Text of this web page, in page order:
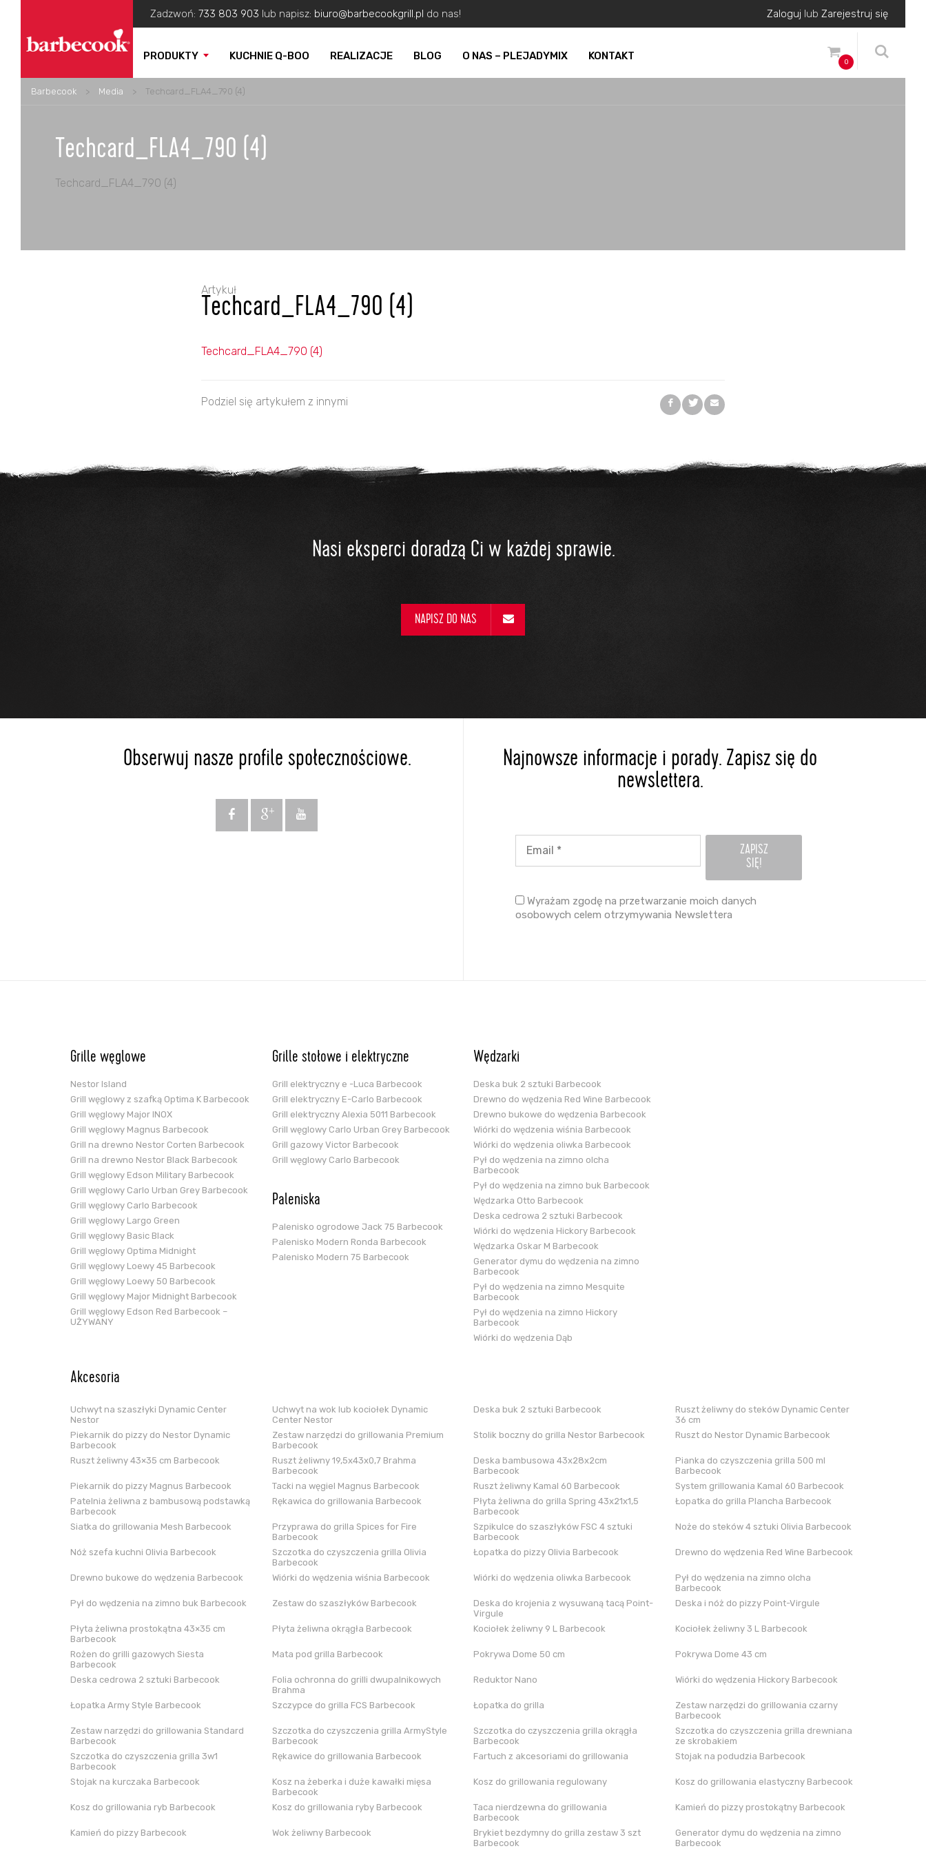
Zadzwoń: 733 803 903 lub napisz: biuro@barbecookgrill.pl do nas! Zaloguj lub Zarejestruj się
PRODUKTY KUCHNIE Q-BOO REALIZACJE BLOG O NAS – PLEJADYMIX KONTAKT 0
Barbecook > Media > Techcard_FLA4_790 (4)
Techcard_FLA4_790 (4)
Techcard_FLA4_790 (4)
Artykuł
Techcard_FLA4_790 (4)
Techcard_FLA4_790 (4)
Podziel się artykułem z innymi
Nasi eksperci doradzą Ci w każdej sprawie.
NAPISZ DO NAS
Obserwuj nasze profile społecznościowe.
Najnowsze informacje i porady. Zapisz się do
newslettera.
Wyrażam zgodę na przetwarzanie moich danych
osobowych celem otrzymywania Newslettera
Grille węglowe
Nestor Island
Grill węglowy z szafką Optima K Barbecook
Grill węglowy Major INOX
Grill węglowy Magnus Barbecook
Grill na drewno Nestor Corten Barbecook
Grill na drewno Nestor Black Barbecook
Grill węglowy Edson Military Barbecook
Grill węglowy Carlo Urban Grey Barbecook
Grill węglowy Carlo Barbecook
Grill węglowy Largo Green
Grill węglowy Basic Black
Grill węglowy Optima Midnight
Grill węglowy Loewy 45 Barbecook
Grill węglowy Loewy 50 Barbecook
Grill węglowy Major Midnight Barbecook
Grill węglowy Edson Red Barbecook –
UŻYWANY
Grille stołowe i elektryczne
Grill elektryczny e -Luca Barbecook
Grill elektryczny E-Carlo Barbecook
Grill elektryczny Alexia 5011 Barbecook
Grill węglowy Carlo Urban Grey Barbecook
Grill gazowy Victor Barbecook
Grill węglowy Carlo Barbecook
Paleniska
Palenisko ogrodowe Jack 75 Barbecook
Palenisko Modern Ronda Barbecook
Palenisko Modern 75 Barbecook
Wędzarki
Deska buk 2 sztuki Barbecook
Drewno do wędzenia Red Wine Barbecook
Drewno bukowe do wędzenia Barbecook
Wiórki do wędzenia wiśnia Barbecook
Wiórki do wędzenia oliwka Barbecook
Pył do wędzenia na zimno olcha
Barbecook
Pył do wędzenia na zimno buk Barbecook
Wędzarka Otto Barbecook
Deska cedrowa 2 sztuki Barbecook
Wiórki do wędzenia Hickory Barbecook
Wędzarka Oskar M Barbecook
Generator dymu do wędzenia na zimno
Barbecook
Pył do wędzenia na zimno Mesquite
Barbecook
Pył do wędzenia na zimno Hickory
Barbecook
Wiórki do wędzenia Dąb
Akcesoria
Uchwyt na szaszłyki Dynamic Center
Nestor
Uchwyt na wok lub kociołek Dynamic
Center Nestor
Deska buk 2 sztuki Barbecook
Ruszt żeliwny do steków Dynamic Center
36 cm
Piekarnik do pizzy do Nestor Dynamic
Barbecook
Zestaw narzędzi do grillowania Premium
Barbecook
Stolik boczny do grilla Nestor Barbecook Ruszt do Nestor Dynamic Barbecook
Ruszt żeliwny 43×35 cm Barbecook
Ruszt żeliwny 19,5x43x0,7 Brahma
Barbecook
Deska bambusowa 43x28x2cm
Barbecook
Pianka do czyszczenia grilla 500 ml
Barbecook
Piekarnik do pizzy Magnus Barbecook
Tacki na węgiel Magnus Barbecook Ruszt żeliwny Kamal 60 Barbecook
System grillowania Kamal 60 Barbecook
Patelnia żeliwna z bambusową podstawką
Barbecook
Rękawica do grillowania Barbecook
Płyta żeliwna do grilla Spring 43x21x1,5
Barbecook
Łopatka do grilla Plancha Barbecook
Siatka do grillowania Mesh Barbecook
Przyprawa do grilla Spices for Fire
Barbecook
Szpikulce do szaszłyków FSC 4 sztuki
Barbecook
Noże do steków 4 sztuki Olivia Barbecook
Nóż szefa kuchni Olivia Barbecook
Szczotka do czyszczenia grilla Olivia
Barbecook
Łopatka do pizzy Olivia Barbecook Drewno do wędzenia Red Wine Barbecook
Drewno bukowe do wędzenia Barbecook Wiórki do wędzenia wiśnia Barbecook Wiórki do wędzenia oliwka Barbecook
Pył do wędzenia na zimno olcha
Barbecook
Pył do wędzenia na zimno buk Barbecook
Zestaw do szaszłyków Barbecook
Deska do krojenia z wysuwaną tacą Point-
Virgule
Deska i nóż do pizzy Point-Virgule
Płyta żeliwna prostokątna 43×35 cm
Barbecook
Płyta żeliwna okrągła Barbecook Kociołek żeliwny 9 L Barbecook Kociołek żeliwny 3 L Barbecook
Rożen do grilli gazowych Siesta
Barbecook
Mata pod grilla Barbecook Pokrywa Dome 50 cm Pokrywa Dome 43 cm
Deska cedrowa 2 sztuki Barbecook
Folia ochronna do grilli dwupalnikowych
Brahma
Reduktor Nano Wiórki do wędzenia Hickory Barbecook
Łopatka Army Style Barbecook Szczypce do grilla FCS Barbecook Łopatka do grilla
Zestaw narzędzi do grillowania czarny
Barbecook
Zestaw narzędzi do grillowania Standard
Barbecook
Szczotka do czyszczenia grilla ArmyStyle
Barbecook
Szczotka do czyszczenia grilla okrągła
Barbecook
Szczotka do czyszczenia grilla drewniana
ze skrobakiem
Szczotka do czyszczenia grilla 3w1
Barbecook
Rękawice do grillowania Barbecook Fartuch z akcesoriami do grillowania Stojak na podudzia Barbecook
Stojak na kurczaka Barbecook
Kosz na żeberka i duże kawałki mięsa
Barbecook
Kosz do grillowania regulowany Kosz do grillowania elastyczny Barbecook
Kosz do grillowania ryb Barbecook Kosz do grillowania ryby Barbecook
Taca nierdzewna do grillowania
Barbecook
Kamień do pizzy prostokątny Barbecook
Kamień do pizzy Barbecook Wok żeliwny Barbecook
Brykiet bezdymny do grilla zestaw 3 szt
Barbecook
Generator dymu do wędzenia na zimno
Barbecook